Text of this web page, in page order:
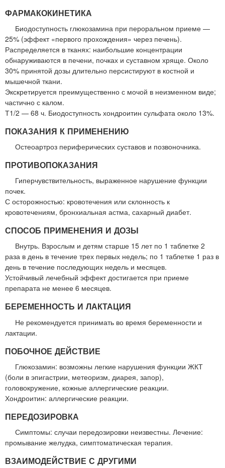
ФАРМАКОКИНЕТИКА
Биодоступность глюкозамина при пероральном приеме —
25% (эффект «первого прохождения» через печень).
Распределяется в тканях: наибольшие концентрации
обнаруживаются в печени, почках и суставном хряще. Около
30% принятой дозы длительно персистируют в костной и
мышечной ткани.
Экскретируется преимущественно с мочой в неизменном виде;
частично с калом.
Т1/2 — 68 ч. Биодоступность хондроитин сульфата около 13%.
ПОКАЗАНИЯ К ПРИМЕНЕНИЮ
Остеоартроз периферических суставов и позвоночника.
ПРОТИВОПОКАЗАНИЯ
Гиперчувствительность, выраженное нарушение функции
почек.
С осторожностью: кровотечения или склонность к
кровотечениям, бронхиальная астма, сахарный диабет.
СПОСОБ ПРИМЕНЕНИЯ И ДОЗЫ
Внутрь. Взрослым и детям старше 15 лет по 1 таблетке 2
раза в день в течение трех первых недель; по 1 таблетке 1 раз в
день в течение последующих недель и месяцев.
Устойчивый лечебный эффект достигается при приеме
препарата не менее 6 месяцев.
БЕРЕМЕННОСТЬ И ЛАКТАЦИЯ
Не рекомендуется принимать во время беременности и
лактации.
ПОБОЧНОЕ ДЕЙСТВИЕ
Глюкозамин: возможны легкие нарушения функции ЖКТ
(боли в эпигастрии, метеоризм, диарея, запор),
головокружение, кожные аллергические реакции.
Хондроитин: аллергические реакции.
ПЕРЕДОЗИРОВКА
Симптомы: случаи передозировки неизвестны. Лечение:
промывание желудка, симптоматическая терапия.
ВЗАИМОДЕЙСТВИЕ С ДРУГИМИ